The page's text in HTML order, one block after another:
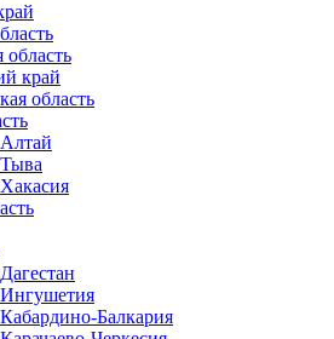
область
край
область
Балкария